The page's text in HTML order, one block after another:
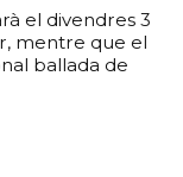
el divendres 3
mentre que el
ballada de